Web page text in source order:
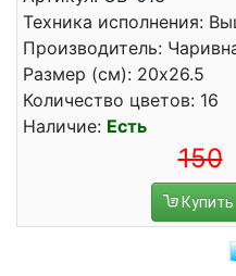
Техника исполнения:
Производитель:
Размер (см): 20x26.5
Количество цветов: 16
Наличие: Есть
150
Купить